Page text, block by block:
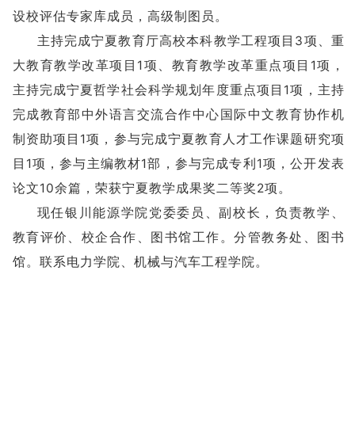
设校评估专家库成员，高级制图员。
主持完成宁夏教育厅高校本科教学工程项目3项、重
大教育教学改革项目1项、教育教学改革重点项目1项，
主持完成宁夏哲学社会科学规划年度重点项目1项，主持
完成教育部中外语言交流合作中心国际中文教育协作机
制资助项目1项，参与完成宁夏教育人才工作课题研究项
目1项，参与主编教材1部，参与完成专利1项，公开发表
论文10余篇，荣获宁夏教学成果奖二等奖2项。
现任银川能源学院党委委员、副校长，负责教学、
教育评价、校企合作、图书馆工作。分管教务处、图书
馆。联系电力学院、机械与汽车工程学院。